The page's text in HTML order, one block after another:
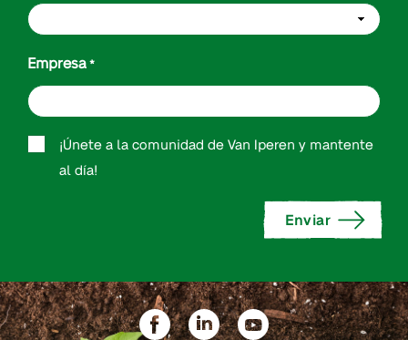
Empresa *
Accept
contacting
¡Únete a la comunidad de Van Iperen y mantente
al día!
Enviar